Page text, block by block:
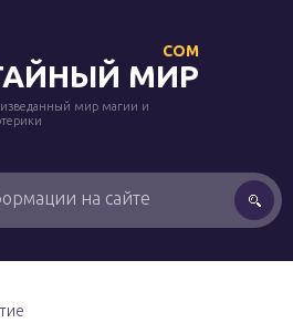
МИР
COM
мир магии и